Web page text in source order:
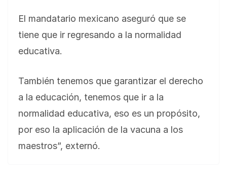
El mandatario mexicano aseguró que se
tiene que ir regresando a la normalidad
educativa.
También tenemos que garantizar el derecho
a la educación, tenemos que ir a la
normalidad educativa, eso es un propósito,
por eso la aplicación de la vacuna a los
maestros”, externó.